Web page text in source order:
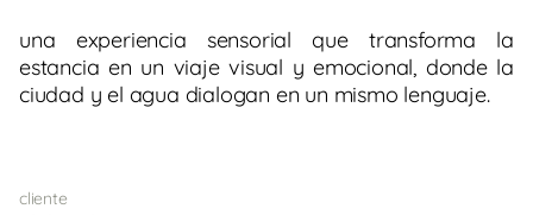
una experiencia sensorial que transforma la
estancia en un viaje visual y emocional, donde la
ciudad y el agua dialogan en un mismo lenguaje.
cliente